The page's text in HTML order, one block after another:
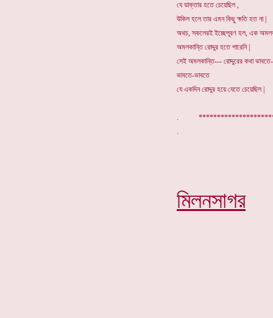
যে ডাক্তার হতে চেয়েছিল ,
উকিল হলে তার এমন কিছু ক্ষতি হত না |
অথচ, সকলেরই ইচ্ছেপূরণ হল, এক
অমলকান্তি রোদ্দুর হতে পারেনি |
সেই অমলকান্তি--- রোদ্দুরের কথা
ভাবতে-ভাবতে
যে একদিন রোদ্দুর হয়ে যেতে চেয়েছিল |
.
মিলনসাগর